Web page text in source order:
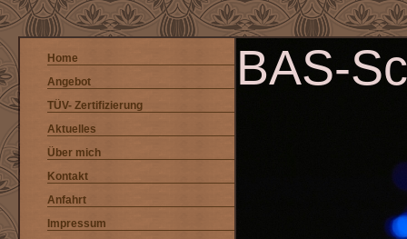
Home
Angebot
TÜV- Zertifizierung
Aktuelles
Über mich
Kontakt
Anfahrt
Impressum
BAS-